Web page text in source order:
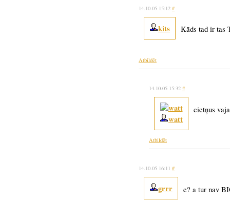
14.10.05 15:12 #
kits Kāds tad ir tas
Atbildēt
14.10.05 15:32 #
watt
cietņus
Atbildēt
14.10.05 16:11 #
grrr e? a tur nav